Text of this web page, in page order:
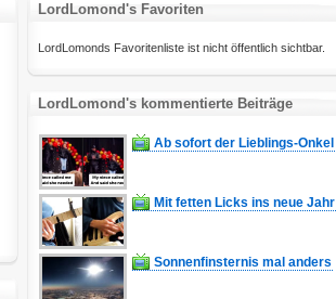
LordLomond's Favoriten
LordLomonds Favoritenliste ist nicht öffentlich sichtbar.
LordLomond's kommentierte Beiträge
Ab sofort der Lieblings-Onkel
Mit fetten Licks ins neue Jahr
Sonnenfinsternis mal anders